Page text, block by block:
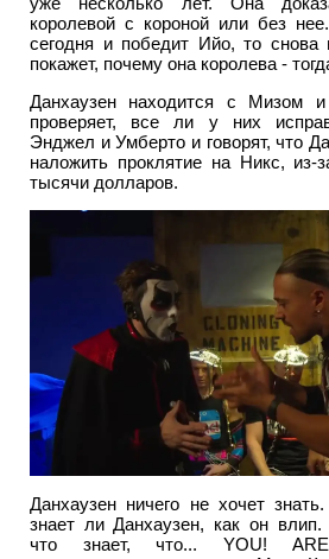
королевой с короной или без
сегодня и победит Ийо, то снова
покажет, почему она королева -
Данхаузен находится с Мизом
проверяет, все ли у них
Энджел и Умберто и говорят, что
наложить проклятие на Никс, из-
тысячи долларов.
Данхаузен ничего не хочет
знает ли Данхаузен, как он влип.
что знает, что... YOU!